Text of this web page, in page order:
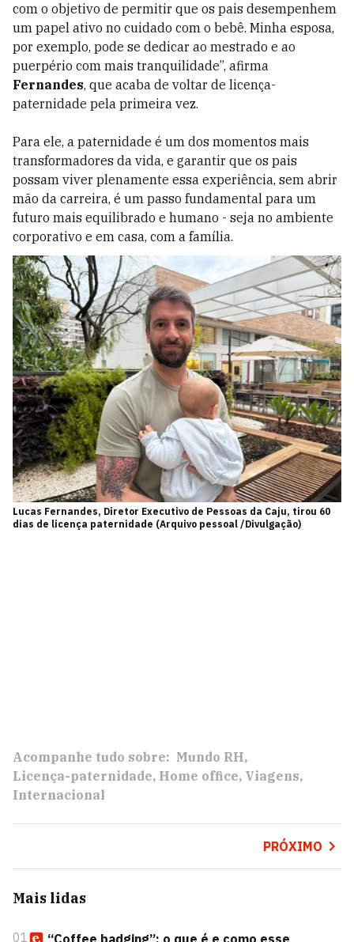
com o objetivo de permitir que os pais desempenhem
um papel ativo no cuidado com o bebê. Minha esposa,
por exemplo, pode se dedicar ao mestrado e ao
puerpério com mais tranquilidade”, afirma
Fernandes, que acaba de voltar de licença-
paternidade pela primeira vez.
Para ele, a paternidade é um dos momentos mais
transformadores da vida, e garantir que os pais
possam viver plenamente essa experiência, sem abrir
mão da carreira, é um passo fundamental para um
futuro mais equilibrado e humano - seja no ambiente
corporativo e em casa, com a família.
Lucas Fernandes, Diretor Executivo de Pessoas da Caju, tirou 60
dias de licença paternidade (Arquivo pessoal /Divulgação)
Acompanhe tudo sobre: Mundo RH
Licença-paternidade Home office Viagens
Internacional
PRÓXIMO
Mais lidas
01 “Coffee badging”: o que é e como esse